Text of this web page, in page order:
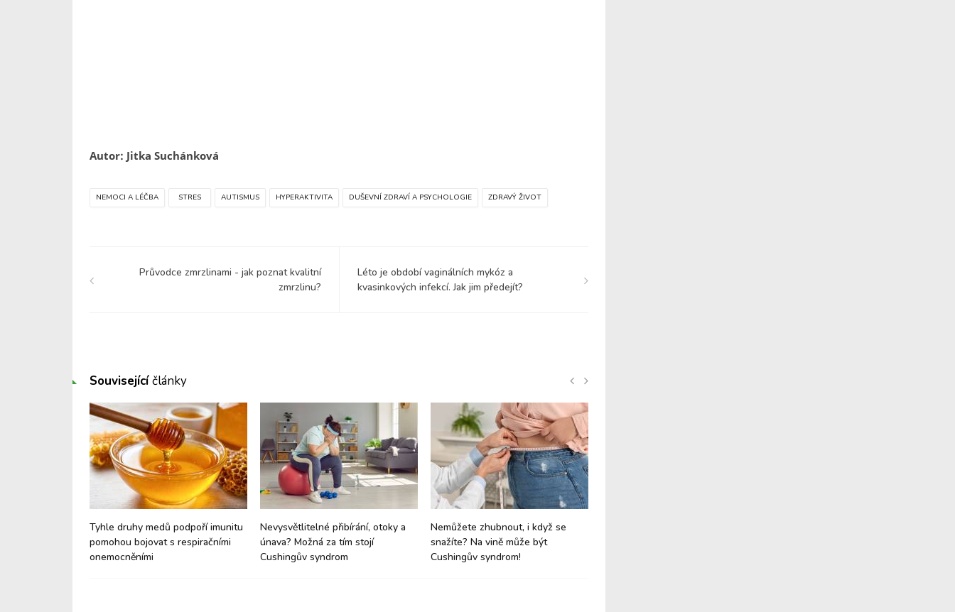
Autor: Jitka Suchánková
NEMOCI A LÉČBA STRES AUTISMUS HYPERAKTIVITA DUŠEVNÍ ZDRAVÍ A PSYCHOLOGIE ZDRAVÝ ŽIVOT
Průvodce zmrzlinami - jak poznat kvalitní
zmrzlinu?
Léto je období vaginálních mykóz a
kvasinkových infekcí. Jak jim předejít?
Souvisejícíčlánky
Tyhle druhy medů podpoří imunitu
pomohou bojovat s respiračními
onemocněními
Nevysvětlitelné přibírání, otoky a
únava? Možná za tím stojí
Cushingův syndrom
Nemůžete zhubnout, i když se
snažíte? Na vině může být
Cushingův syndrom!